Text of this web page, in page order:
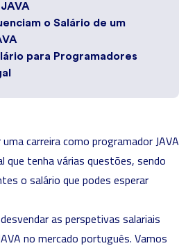
o Salário de um
para Programadores
carreira como programador JAVA
que tenha várias questões, sendo
o salário que podes esperar
as perspetivas salariais
no mercado português. Vamos